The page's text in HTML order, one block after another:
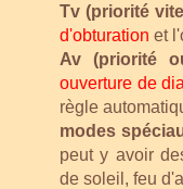
Tv (priorité
d'obturation et
Av (priorité
ouverture de
règle
modes
peut y avoir
de soleil, feu